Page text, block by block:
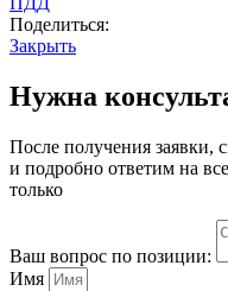
Поделиться:
Закрыть
Нужна
После получения заявки,
и подробно ответим на
только
Ваш вопрос по позиции:
Имя